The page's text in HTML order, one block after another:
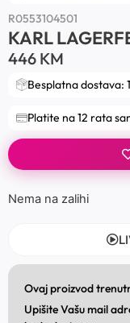
R0553104501
KARL
446 KM
Besplatna dostava:
Platite na 12 rata
Nema na zalihi
Ovaj proizvod
Upišite Vašu mail